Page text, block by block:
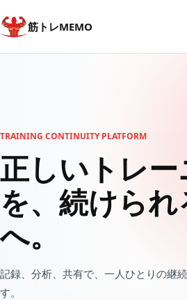
筋トレMEMO
TRAINING CONTINUITY PLATFORM
正しいトレ
を、 続けられ
へ。
記録、分析、共有で、一人ひとりの継
す。